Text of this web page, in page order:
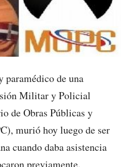
paramédico de una
Militar y Policial
de Obras Públicas y
murió hoy luego de ser
cuando daba asistencia